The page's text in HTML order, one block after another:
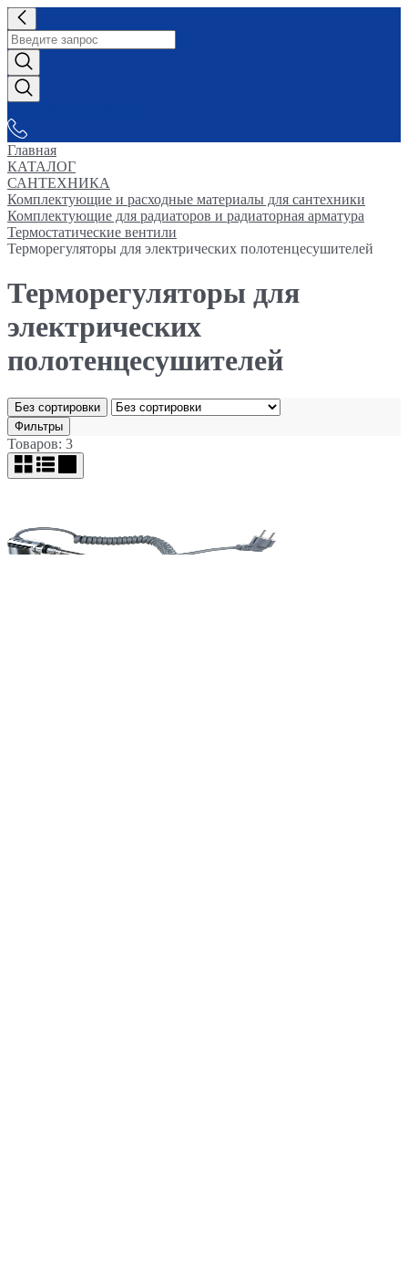
Главная
КАТАЛОГ
САНТЕХНИКА
Комплектующие и расходные материалы для сантехники
Комплектующие для радиаторов и радиаторная арматура
Термостатические вентили
Терморегуляторы для электрических полотенцесушителей
Терморегуляторы для
электрических
полотенцесушителей
Без сортировки
Фильтры
Товаров: 3